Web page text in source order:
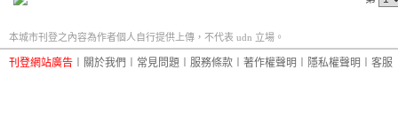
本城市刊登之內容為作者個人自行提供上傳，不代表 udn 立場。
刊登網站廣告 關於我們 常見問題 服務條款 著作權聲明 隱私權聲明 客服